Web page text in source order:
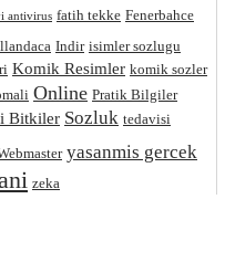
antivirus fatih tekke Fenerbahce
Indir isimler sozlugu
Komik Resimler komik sozler
Online Pratik Bilgiler
Bitkiler Sozluk tedavisi
yasanmis gercek
zeka